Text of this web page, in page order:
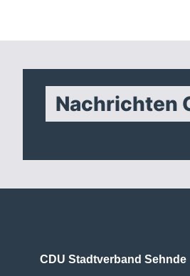
Nachrichten
CDU Stadtverband Sehnde